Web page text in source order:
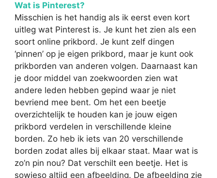
Wat is Pinterest?
Misschien is het handig als ik eerst even kort
uitleg wat Pinterest is. Je kunt het zien als een
soort online prikbord. Je kunt zelf dingen
‘pinnen’ op je eigen prikbord, maar je kunt ook
prikborden van anderen volgen. Daarnaast kan
je door middel van zoekwoorden zien wat
andere leden hebben gepind waar je niet
bevriend mee bent. Om het een beetje
overzichtelijk te houden kan je jouw eigen
prikbord verdelen in verschillende kleine
borden. Zo heb ik iets van 20 verschillende
borden zodat alles bij elkaar staat. Maar wat is
zo’n pin nou? Dat verschilt een beetje. Het is
sowieso altijd een afbeelding. De afbeelding zie